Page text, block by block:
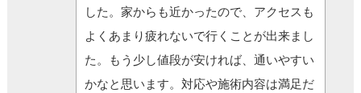
した。家からも近かったので、アクセスも
よくあまり疲れないで行くことが出来まし
た。もう少し値段が安ければ、通いやすい
かなと思います。対応や施術内容は満足だ